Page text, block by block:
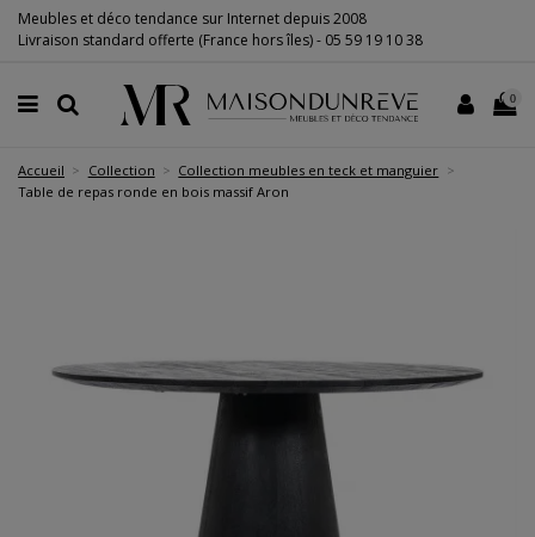
Meubles et déco tendance sur Internet depuis 2008
Livraison standard offerte (France hors îles) - 05 59 19 10 38
0
Accueil Collection
Collection meubles en teck et manguier
Table de repas ronde en bois massif Aron